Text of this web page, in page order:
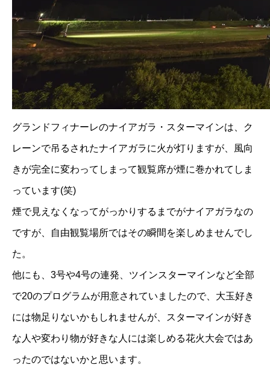
グランドフィナーレのナイアガラ・スターマインは、ク
レーンで吊るされたナイアガラに火が灯りますが、風向
きが完全に変わってしまって観覧席が煙に巻かれてしま
っています(笑)
煙で見えなくなってがっかりするまでがナイアガラなの
ですが、自由観覧場所ではその瞬間を楽しめませんでし
た。
他にも、3号や4号の連発、ツインスターマインなど全部
で20のプログラムが用意されていましたので、大玉好き
には物足りないかもしれませんが、スターマインが好き
な人や変わり物が好きな人には楽しめる花火大会ではあ
ったのではないかと思います。